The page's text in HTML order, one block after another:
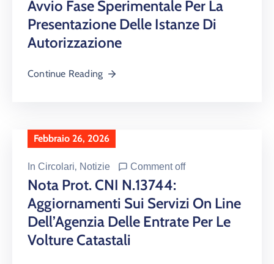
Avvio Fase Sperimentale Per La
Presentazione Delle Istanze Di
Autorizzazione
Continue Reading
Febbraio 26, 2026
In Circolari‚ Notizie Comment off
Nota Prot. CNI N.13744:
Aggiornamenti Sui Servizi On Line
Dell’Agenzia Delle Entrate Per Le
Volture Catastali